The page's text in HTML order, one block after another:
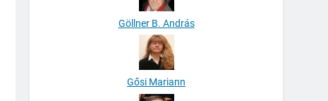
Göllner B. András
Gősi Mariann